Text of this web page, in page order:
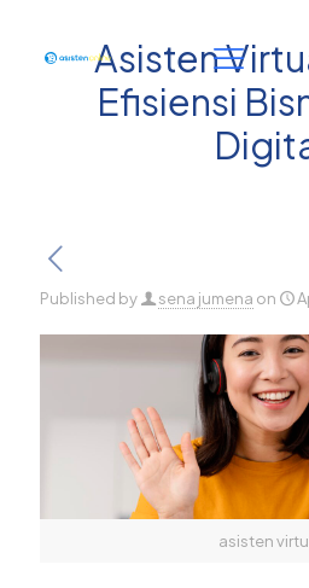
Asisten
Efisiensi
Published by sena jumena on
asisten